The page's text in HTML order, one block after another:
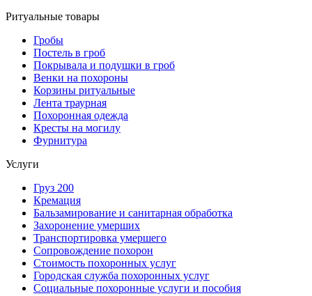
Ритуальные товары
Гробы
Постель в гроб
Покрывала и подушки в гроб
Венки на похороны
Корзины ритуальные
Лента траурная
Похоронная одежда
Кресты на могилу
Фурнитура
Услуги
Груз 200
Кремация
Бальзамирование и санитарная обработка
Захоронение умерших
Транспортировка умершего
Сопровождение похорон
Стоимость похоронных услуг
Городская служба похоронных услуг
Социальные похоронные услуги и пособия